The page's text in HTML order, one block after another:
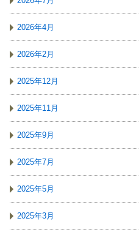
2026年4月
2026年2月
2025年12月
2025年11月
2025年9月
2025年7月
2025年5月
2025年3月